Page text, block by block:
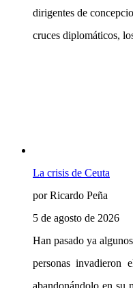
dirigentes de
cruces diplomáticos,
La crisis de Ceuta
por Ricardo Peña
5 de agosto de 2026
Han pasado ya
personas invadieron
abandonándolo en su